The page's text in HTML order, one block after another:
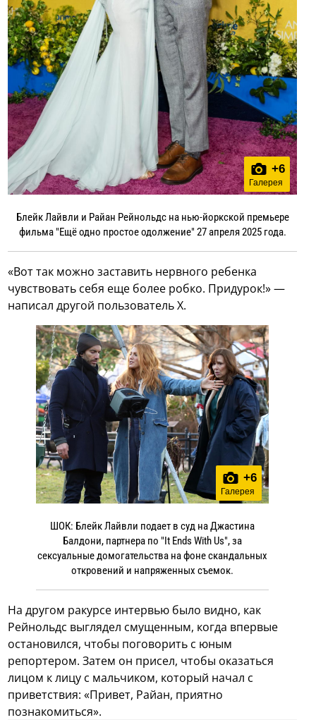
+6
Галерея
Блейк Лайвли и Райан Рейнольдс на нью-йоркской премьере
фильма "Ещё одно простое одолжение" 27 апреля 2025 года.
«Вот так можно заставить нервного ребенка
чувствовать себя еще более робко. Придурок!» —
написал другой пользователь X.
+6
Галерея
ШОК: Блейк Лайвли подает в суд на Джастина
Балдони, партнера по "It Ends With Us", за
сексуальные домогательства на фоне скандальных
откровений и напряженных съемок.
На другом ракурсе интервью было видно, как
Рейнольдс выглядел смущенным, когда впервые
остановился, чтобы поговорить с юным
репортером. Затем он присел, чтобы оказаться
лицом к лицу с мальчиком, который начал с
приветствия: «Привет, Райан, приятно
познакомиться».